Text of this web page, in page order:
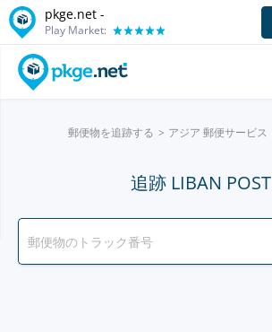
pkge.net -
Play Market:
郵便物を追跡する アジア 郵便サービス
追跡 LIBAN POST